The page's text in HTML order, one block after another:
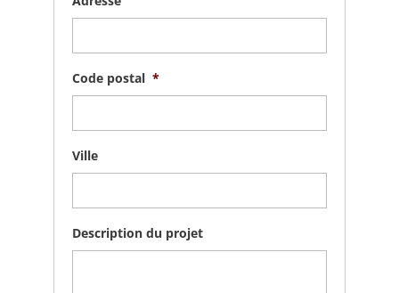
Code postal *
Ville
Description du projet